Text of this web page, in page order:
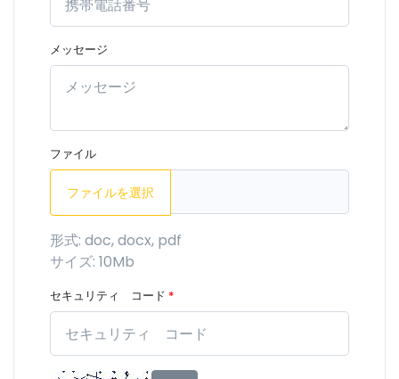
メッセージ
ファイル
ファイルを選択
形式: doc, docx, pdf
サイズ: 10Mb
セキュリティ コード *